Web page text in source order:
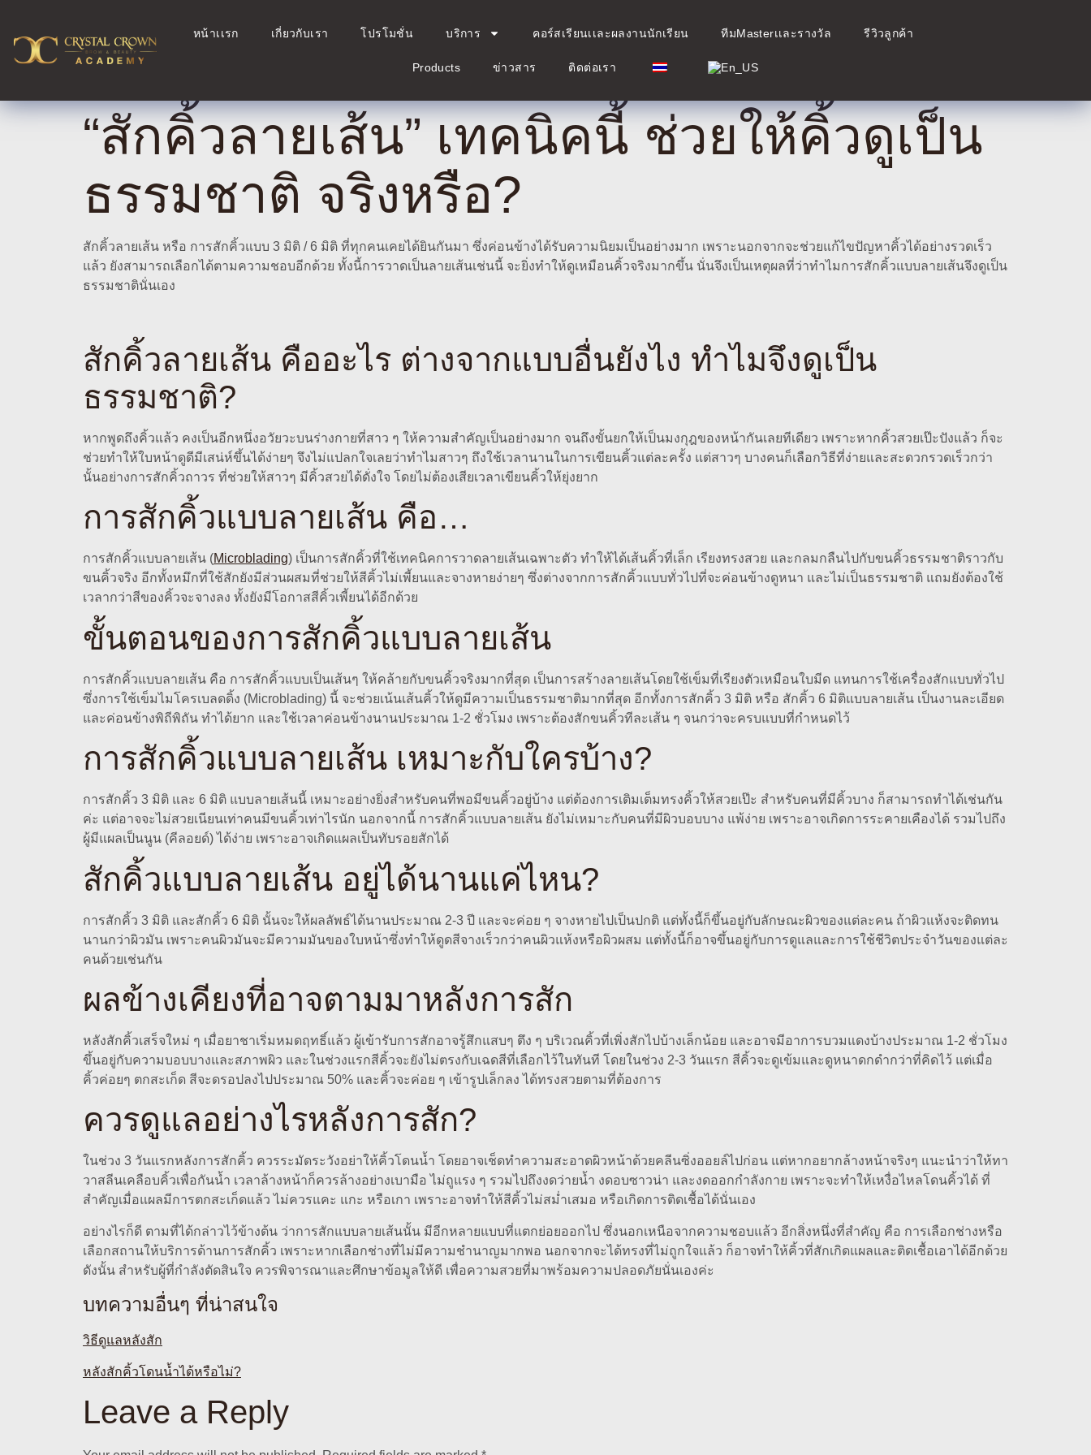
หน้าเเรก เกี่ยวกับเรา โปรโมชั่น บริการ คอร์สเรียนเเละผลงานนักเรียน ทีมMasterเเละรางวัล รีวิวลูกค้า
Products ข่าวสาร ติดต่อเรา
“สักคิ้วลายเส้น” เทคนิคนี้ ช่วยให้คิ้วดูเป็น
ธรรมชาติ จริงหรือ?
สักคิ้วลายเส้น หรือ การสักคิ้วแบบ 3 มิติ / 6 มิติ ที่ทุกคนเคยได้ยินกันมา ซึ่งค่อนข้างได้รับความนิยมเป็นอย่างมาก เพราะนอกจากจะช่วยแก้ไขปัญหาคิ้วได้อย่างรวดเร็ว
แล้ว ยังสามารถเลือกได้ตามความชอบอีกด้วย ทั้งนี้การวาดเป็นลายเส้นเช่นนี้ จะยิ่งทำให้ดูเหมือนคิ้วจริงมากขึ้น นั่นจึงเป็นเหตุผลที่ว่าทำไมการสักคิ้วแบบลายเส้นจึงดูเป็น
ธรรมชาตินั่นเอง
สักคิ้วลายเส้น คืออะไร ต่างจากแบบอื่นยังไง ทำไมจึงดูเป็น
ธรรมชาติ?
หากพูดถึงคิ้วแล้ว คงเป็นอีกหนึ่งอวัยวะบนร่างกายที่สาว ๆ ให้ความสำคัญเป็นอย่างมาก จนถึงขั้นยกให้เป็นมงกุฎของหน้ากันเลยทีเดียว เพราะหากคิ้วสวยเป๊ะปังแล้ว ก็จะ
ช่วยทำให้ใบหน้าดูดีมีเสน่ห์ขึ้นได้ง่ายๆ จึงไม่แปลกใจเลยว่าทำไมสาวๆ ถึงใช้เวลานานในการเขียนคิ้วแต่ละครั้ง แต่สาวๆ บางคนก็เลือกวิธีที่ง่ายและสะดวกรวดเร็วกว่า
นั้นอย่างการสักคิ้วถาวร ที่ช่วยให้สาวๆ มีคิ้วสวยได้ดั่งใจ โดยไม่ต้องเสียเวลาเขียนคิ้วให้ยุ่งยาก
การสักคิ้วแบบลายเส้น คือ…
การสักคิ้วแบบลายเส้น (Microblading) เป็นการสักคิ้วที่ใช้เทคนิคการวาดลายเส้นเฉพาะตัว ทำให้ได้เส้นคิ้วที่เล็ก เรียงทรงสวย และกลมกลืนไปกับขนคิ้วธรรมชาติราวกับ
ขนคิ้วจริง อีกทั้งหมึกที่ใช้สักยังมีส่วนผสมที่ช่วยให้สีคิ้วไม่เพี้ยนและจางหายง่ายๆ ซึ่งต่างจากการสักคิ้วแบบทั่วไปที่จะค่อนข้างดูหนา และไม่เป็นธรรมชาติ แถมยังต้องใช้
เวลากว่าสีของคิ้วจะจางลง ทั้งยังมีโอกาสสีคิ้วเพี้ยนได้อีกด้วย
ขั้นตอนของการสักคิ้วแบบลายเส้น
การสักคิ้วแบบลายเส้น คือ การสักคิ้วแบบเป็นเส้นๆ ให้คล้ายกับขนคิ้วจริงมากที่สุด เป็นการสร้างลายเส้นโดยใช้เข็มที่เรียงตัวเหมือนใบมีด แทนการใช้เครื่องสักแบบทั่วไป
ซึ่งการใช้เข็มไมโครเบลดดิ้ง (Microblading) นี้ จะช่วยเน้นเส้นคิ้วให้ดูมีความเป็นธรรมชาติมากที่สุด อีกทั้งการสักคิ้ว 3 มิติ หรือ สักคิ้ว 6 มิติแบบลายเส้น เป็นงานละเอียด
และค่อนข้างพิถีพิถัน ทำได้ยาก และใช้เวลาค่อนข้างนานประมาณ 1-2 ชั่วโมง เพราะต้องสักขนคิ้วทีละเส้น ๆ จนกว่าจะครบแบบที่กำหนดไว้
การสักคิ้วแบบลายเส้น เหมาะกับใครบ้าง?
การสักคิ้ว 3 มิติ และ 6 มิติ แบบลายเส้นนี้ เหมาะอย่างยิ่งสำหรับคนที่พอมีขนคิ้วอยู่บ้าง แต่ต้องการเติมเต็มทรงคิ้วให้สวยเป๊ะ สำหรับคนที่มีคิ้วบาง ก็สามารถทำได้เช่นกัน
ค่ะ แต่อาจจะไม่สวยเนียนเท่าคนมีขนคิ้วเท่าไรนัก นอกจากนี้ การสักคิ้วแบบลายเส้น ยังไม่เหมาะกับคนที่มีผิวบอบบาง แพ้ง่าย เพราะอาจเกิดการระคายเคืองได้ รวมไปถึง
ผู้มีแผลเป็นนูน (คีลอยด์) ได้ง่าย เพราะอาจเกิดแผลเป็นทับรอยสักได้
สักคิ้วแบบลายเส้น อยู่ได้นานแค่ไหน?
การสักคิ้ว 3 มิติ และสักคิ้ว 6 มิติ นั้นจะให้ผลลัพธ์ได้นานประมาณ 2-3 ปี เเละจะค่อย ๆ จางหายไปเป็นปกติ แต่ทั้งนี้ก็ขึ้นอยู่กับลักษณะผิวของแต่ละคน ถ้าผิวแห้งจะติดทน
นานกว่าผิวมัน เพราะคนผิวมันจะมีความมันของใบหน้าซึ่งทำให้ดูดสีจางเร็วกว่าคนผิวแห้งหรือผิวผสม แต่ทั้งนี้ก็อาจขึ้นอยู่กับการดูแลและการใช้ชีวิตประจำวันของแต่ละ
คนด้วยเช่นกัน
ผลข้างเคียงที่อาจตามมาหลังการสัก
หลังสักคิ้วเสร็จใหม่ ๆ เมื่อยาชาเริ่มหมดฤทธิ์แล้ว ผู้เข้ารับการสักอาจรู้สึกแสบๆ ตึง ๆ บริเวณคิ้วที่เพิ่งสักไปบ้างเล็กน้อย และอาจมีอาการบวมแดงบ้างประมาณ 1-2 ชั่วโมง
ขึ้นอยู่กับความบอบบางและสภาพผิว และในช่วงแรกสีคิ้วจะยังไม่ตรงกับเฉดสีที่เลือกไว้ในทันที โดยในช่วง 2-3 วันแรก สีคิ้วจะดูเข้มและดูหนาดกดำกว่าที่คิดไว้ แต่เมื่อ
คิ้วค่อยๆ ตกสะเก็ด สีจะดรอปลงไปประมาณ 50% และคิ้วจะค่อย ๆ เข้ารูปเล็กลง ได้ทรงสวยตามที่ต้องการ
ควรดูแลอย่างไรหลังการสัก?
ในช่วง 3 วันแรกหลังการสักคิ้ว ควรระมัดระวังอย่าให้คิ้วโดนน้ำ โดยอาจเช็ดทำความสะอาดผิวหน้าด้วยคลีนซิ่งออยล์ไปก่อน แต่หากอยากล้างหน้าจริงๆ แนะนำว่าให้ทา
วาสลีนเคลือบคิ้วเพื่อกันน้ำ เวลาล้างหน้าก็ควรล้างอย่างเบามือ ไม่ถูแรง ๆ รวมไปถึงงดว่ายน้ำ งดอบซาวน่า และงดออกกำลังกาย เพราะจะทำให้เหงื่อไหลโดนคิ้วได้ ที่
สำคัญเมื่อแผลมีการตกสะเก็ดแล้ว ไม่ควรแคะ แกะ หรือเกา เพราะอาจทำให้สีคิ้วไม่สม่ำเสมอ หรือเกิดการติดเชื้อได้นั่นเอง
อย่างไรก็ดี ตามที่ได้กล่าวไว้ข้างต้น ว่าการสักแบบลายเส้นนั้น มีอีกหลายแบบที่แตกย่อยออกไป ซึ่งนอกเหนือจากความชอบแล้ว อีกสิ่งหนึ่งที่สำคัญ คือ การเลือกช่างหรือ
เลือกสถานให้บริการด้านการสักคิ้ว เพราะหากเลือกช่างที่ไม่มีความชำนาญมากพอ นอกจากจะได้ทรงที่ไม่ถูกใจแล้ว ก็อาจทำให้คิ้วที่สักเกิดแผลและติดเชื้อเอาได้อีกด้วย
ดังนั้น สำหรับผู้ที่กำลังตัดสินใจ ควรพิจารณาและศึกษาข้อมูลให้ดี เพื่อความสวยที่มาพร้อมความปลอดภัยนั่นเองค่ะ
บทความอื่นๆ ที่น่าสนใจ
วิธีดูแลหลังสัก
หลังสักคิ้วโดนน้ำได้หรือไม่?
Leave a Reply